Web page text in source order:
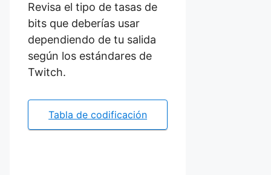
Revisa el tipo de tasas de
bits que deberías usar
dependiendo de tu salida
según los estándares de
Twitch.
Tabla de codificación